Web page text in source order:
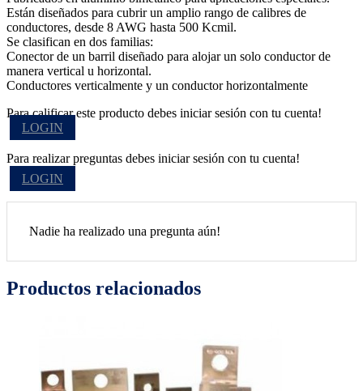
Están diseñados para cubrir un amplio rango de calibres de
conductores, desde 8 AWG hasta 500 Kcmil.
Se clasifican en dos familias:
Conector de un barril diseñado para alojar un solo conductor de
manera vertical u horizontal.
Conductores verticalmente y un conductor horizontalmente
Para calificar este producto debes iniciar sesión con tu cuenta!
LOGIN
Para realizar preguntas debes iniciar sesión con tu cuenta!
LOGIN
Nadie ha realizado una pregunta aún!
Productos relacionados